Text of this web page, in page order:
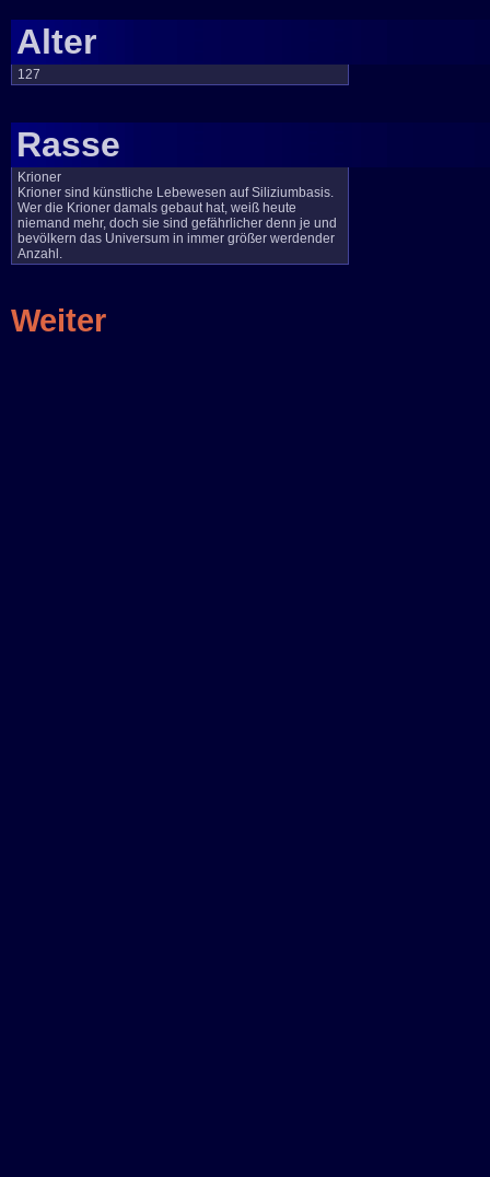
Alter
127
Rasse
Krioner
Krioner sind künstliche Lebewesen auf Siliziumbasis.
Wer die Krioner damals gebaut hat, weiß heute
niemand mehr, doch sie sind gefährlicher denn je und
bevölkern das Universum in immer größer werdender
Anzahl.
Weiter